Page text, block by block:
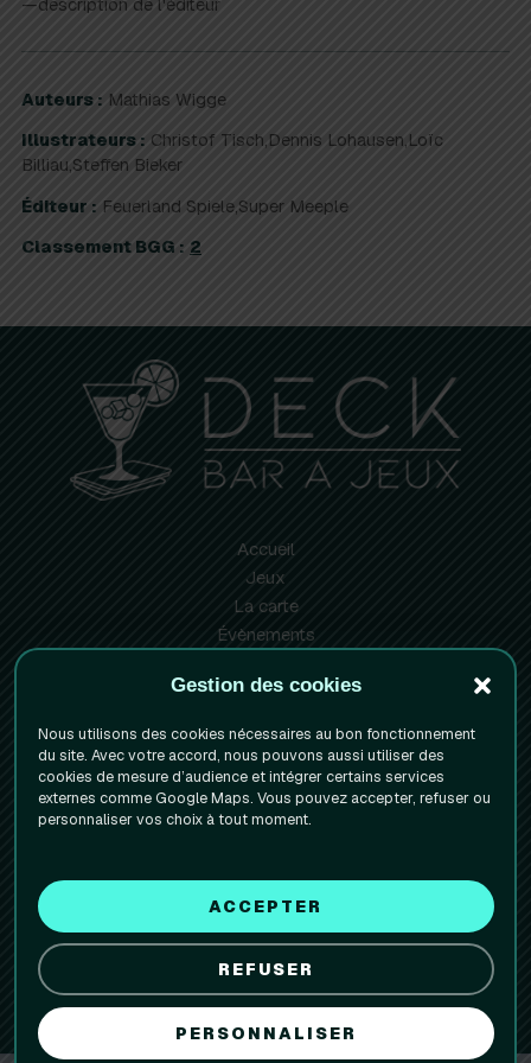
Gestion des cookies
Nous utilisons des cookies nécessaires au bon fonctionnement
du site. Avec votre accord, nous pouvons aussi utiliser des
cookies de mesure d’audience et intégrer certains services
externes comme Google Maps. Vous pouvez accepter, refuser ou
personnaliser vos choix à tout moment.
ACCEPTER
REFUSER
PERSONNALISER
Auteurs : Mathias Wigge
Illustrateurs : Christof Tisch,Dennis Lohausen,Loïc
Billiau,Steffen Bieker
Éditeur : Feuerland Spiele,Super Meeple
Classement BGG : 2
Accueil
Jeux
La carte
Évènements
Réserver votre table
Mentions Légales
Politique de confidentialite
Politique de cookies (UE)
Facebook
Instagram
1 rue de la Paix
38000 Grenoble
09 80 49 44 90